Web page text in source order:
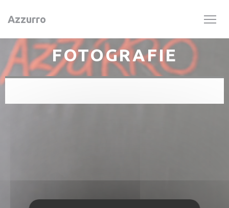
Azzurro
FOTOGRAFIE